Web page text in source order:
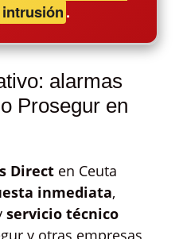
.
alarmas
Prosegur en
Direct en Ceuta
inmediata,
servicio técnico
y otras empresas,